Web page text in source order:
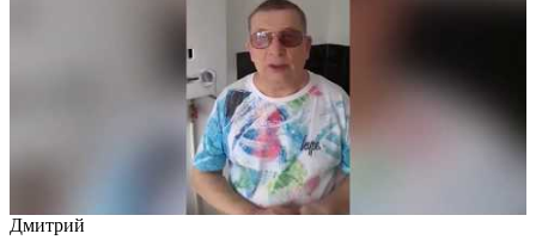
Дмитрий